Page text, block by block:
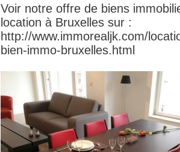
Voir notre offre de biens
location à Bruxelles sur :
http://www.immorealjk.com/
bien-immo-bruxelles.html